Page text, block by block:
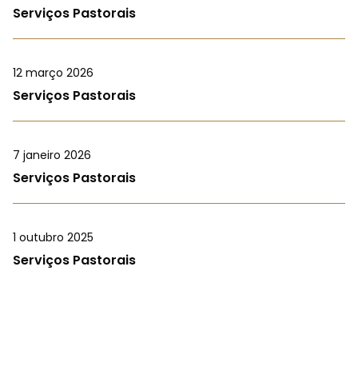
Serviços Pastorais
12 março 2026
Serviços Pastorais
7 janeiro 2026
Serviços Pastorais
1 outubro 2025
Serviços Pastorais